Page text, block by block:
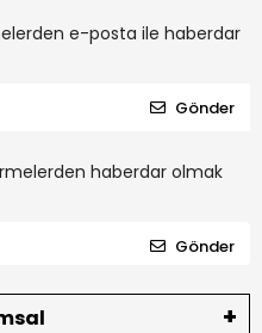
e-posta ile haberdar
Gönder
haberdar olmak
Gönder